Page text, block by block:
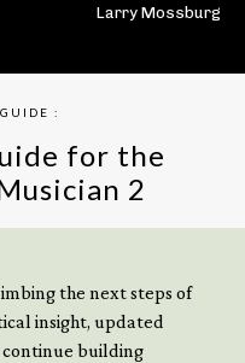
Larry Mossburg
:
for the
2
the next steps of
insight, updated
building